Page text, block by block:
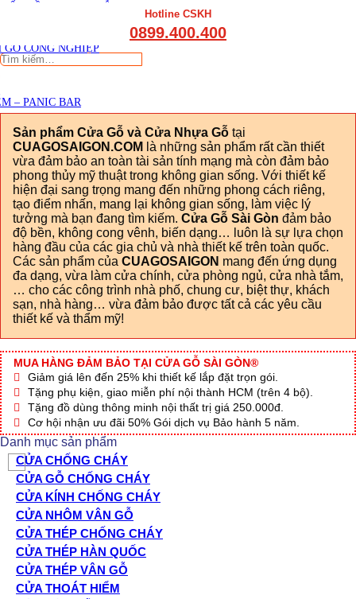
GỖ CÔNG NGHIỆP
– PANIC BAR
Hotline CSKH
0899.400.400
Tìm
Sản phẩm Cửa Gỗ và Cửa Nhựa Gỗ tại
CUAGOSAIGON.COM là những sản phẩm rất cần thiết
vừa đảm bảo an toàn tài sản tính mạng mà còn đảm bảo
phong thủy mỹ thuật trong không gian sống. Với thiết kế
hiện đại sang trọng mang đến những phong cách riêng,
tạo điểm nhấn, mang lại không gian sống, làm việc lý
tưởng mà bạn đang tìm kiếm. Cửa Gỗ Sài Gòn đảm bảo
độ bền, không cong vênh, biến dạng… luôn là sự lựa chọn
hàng đầu của các gia chủ và nhà thiết kế trên toàn quốc.
Các sản phẩm của CUAGOSAIGON mang đến ứng dụng
đa dạng, vừa làm cửa chính, cửa phòng ngủ, cửa nhà tắm,
… cho các công trình nhà phố, chung cư, biệt thự, khách
sạn, nhà hàng… vừa đảm bảo được tất cả các yêu cầu
thiết kế và thẩm mỹ!
MUA HÀNG ĐẢM BẢO TẠI CỬA GỖ SÀI GÒN®
Giảm giá lên đến 25% khi thiết kế lắp đặt trọn gói.
Tặng phụ kiện, giao miễn phí nội thành HCM (trên 4 bộ).
Tặng đồ dùng thông minh nội thất trị giá 250.000đ.
Cơ hội nhận ưu đãi 50% Gói dịch vụ Bảo hành 5 năm.
Danh mục sản phẩm
CỬA CHỐNG CHÁY
CỬA GỖ CHỐNG CHÁY
CỬA KÍNH CHỐNG CHÁY
CỬA NHÔM VÂN GỖ
CỬA THÉP CHỐNG CHÁY
CỬA THÉP HÀN QUỐC
CỬA THÉP VÂN GỖ
CỬA THOÁT HIỂM